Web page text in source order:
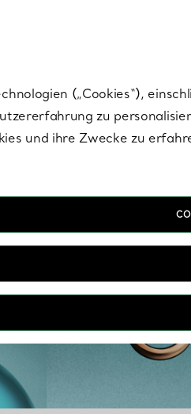
für Herren
(„Cookies“),
zu
und ihre Zwecke zu